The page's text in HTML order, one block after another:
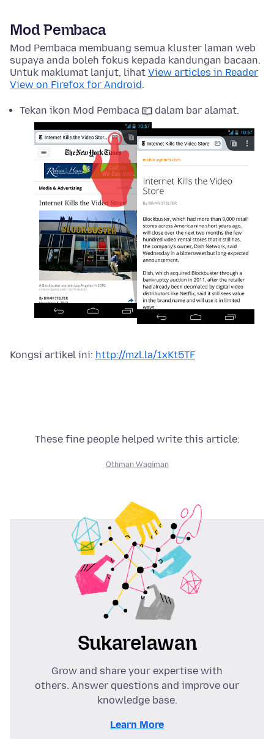
Mod Pembaca
Mod Pembaca membuang semua kluster laman web
supaya anda boleh fokus kepada kandungan bacaan.
Untuk maklumat lanjut, lihat View articles in Reader
View on Firefox for Android.
Tekan ikon Mod Pembaca dalam bar alamat.
Kongsi artikel ini: http://mzl.la/1xKt5TF
These fine people helped write this article:
Othman Wagiman
Sukarelawan
Grow and share your expertise with
others. Answer questions and improve our
knowledge base.
Learn More